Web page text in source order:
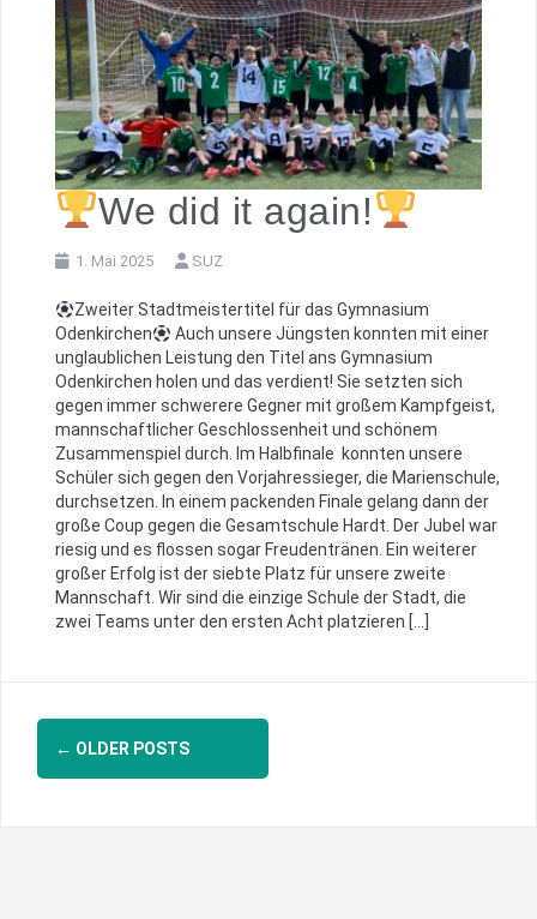
We did it again!
1. Mai 2025 SUZ
Zweiter Stadtmeistertitel für das Gymnasium
Odenkirchen
Auch unsere Jüngsten konnten mit einer
unglaublichen Leistung den Titel ans Gymnasium
Odenkirchen holen und das verdient! Sie setzten sich
gegen immer schwerere Gegner mit großem Kampfgeist,
mannschaftlicher Geschlossenheit und schönem
Zusammenspiel durch. Im Halbfinale konnten unsere
Schüler sich gegen den Vorjahressieger, die Marienschule,
durchsetzen. In einem packenden Finale gelang dann der
große Coup gegen die Gesamtschule Hardt. Der Jubel war
riesig und es flossen sogar Freudentränen. Ein weiterer
großer Erfolg ist der siebte Platz für unsere zweite
Mannschaft. Wir sind die einzige Schule der Stadt, die
zwei Teams unter den ersten Acht platzieren […]
Posts
navigation
← OLDER POSTS